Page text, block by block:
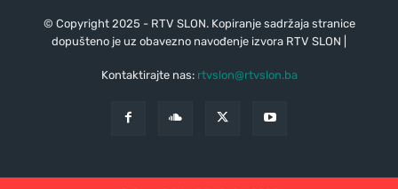
© Copyright 2025 - RTV SLON. Kopiranje sadržaja stranice
dopušteno je uz obavezno navođenje izvora RTV SLON |
Kontaktirajte nas: rtvslon@rtvslon.ba